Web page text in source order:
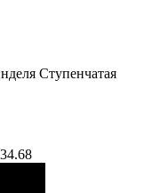
Ступенчатая
34.68